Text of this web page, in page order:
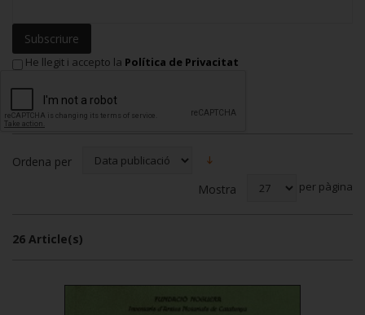
Subscriure
He llegit i accepto la Política de Privacitat
Ordena per
Mostra
per pàgina
26 Article(s)